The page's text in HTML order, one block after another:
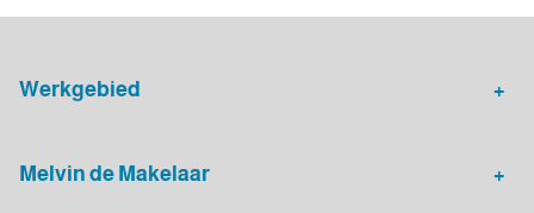
Werkgebied
Melvin de Makelaar